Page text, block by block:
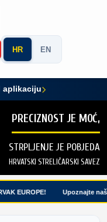
HR EN
aplikaciju
PRECIZNOST JE MOĆ,
STRPLJENJE JE POBJEDA
HRVATSKI STRELIČARSKI SAVEZ
EUROPE! Upoznajte